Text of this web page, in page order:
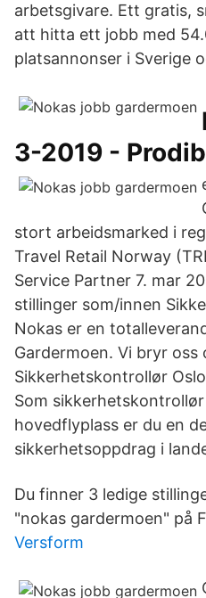
arbetsgivare. Ett gratis,
att hitta ett jobb med
platsannonser i Sverige
3-2019 - Prodib
stort arbeidsmarked i
Travel Retail Norway
Service Partner 7. mar
stillinger som/innen
Nokas er en
Gardermoen. Vi bryr oss
Sikkerhetskontrollør
Som
hovedflyplass er du en
sikkerhetsoppdrag i
Du finner 3 ledige
"nokas gardermoen" på
Versform